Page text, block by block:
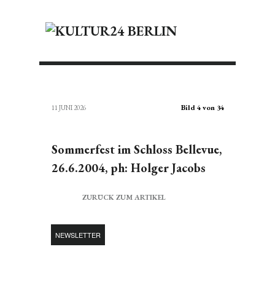
11 JUNI 2026 Bild 4 von 34
Sommerfest im Schloss Bellevue,
26.6.2004, ph: Holger Jacobs
ZURÜCK ZUM ARTIKEL
NEWSLETTER